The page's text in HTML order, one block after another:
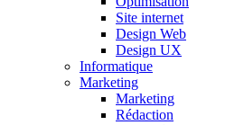
Site internet
Design Web
Design UX
Informatique
Marketing
Marketing
Rédaction